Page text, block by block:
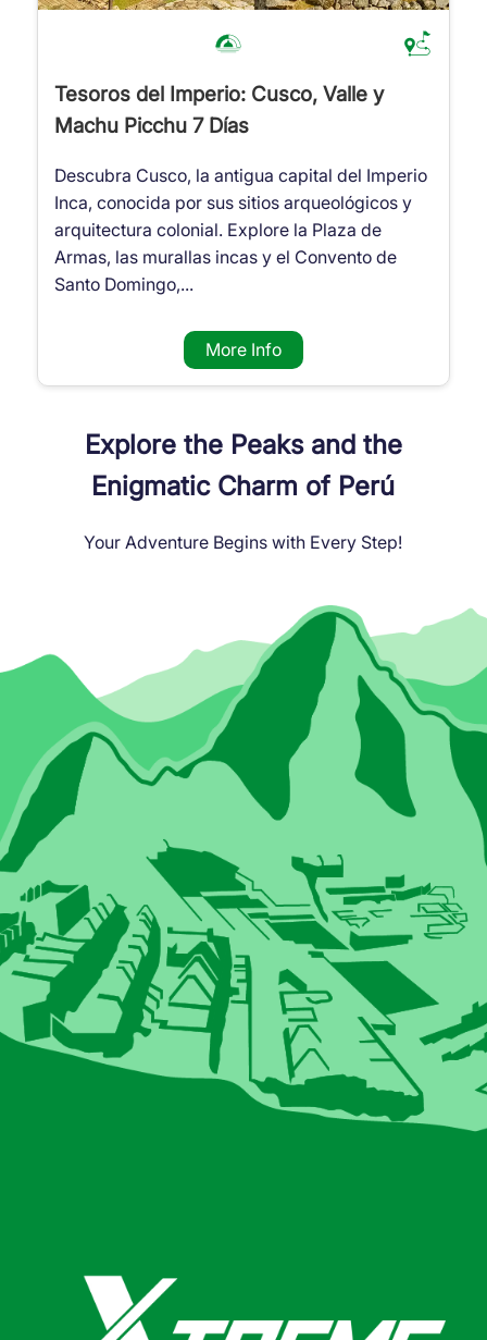
Tesoros del Imperio: Cusco, Valle y
Machu Picchu 7 Días
Descubra Cusco, la antigua capital del Imperio
Inca, conocida por sus sitios arqueológicos y
arquitectura colonial. Explore la Plaza de
Armas, las murallas incas y el Convento de
Santo Domingo,...
More Info
Explore the Peaks and the
Enigmatic Charm of Perú
Your Adventure Begins with Every Step!